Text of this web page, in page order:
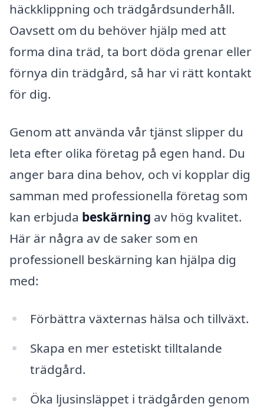
häckklippning och trädgårdsunderhåll.
Oavsett om du behöver hjälp med att
forma dina träd, ta bort döda grenar eller
förnya din trädgård, så har vi rätt kontakt
för dig.
Genom att använda vår tjänst slipper du
leta efter olika företag på egen hand. Du
anger bara dina behov, och vi kopplar dig
samman med professionella företag som
kan erbjuda beskärning av hög kvalitet.
Här är några av de saker som en
professionell beskärning kan hjälpa dig
med:
Förbättra växternas hälsa och tillväxt.
Skapa en mer estetiskt tilltalande
trädgård.
Öka ljusinsläppet i trädgården genom